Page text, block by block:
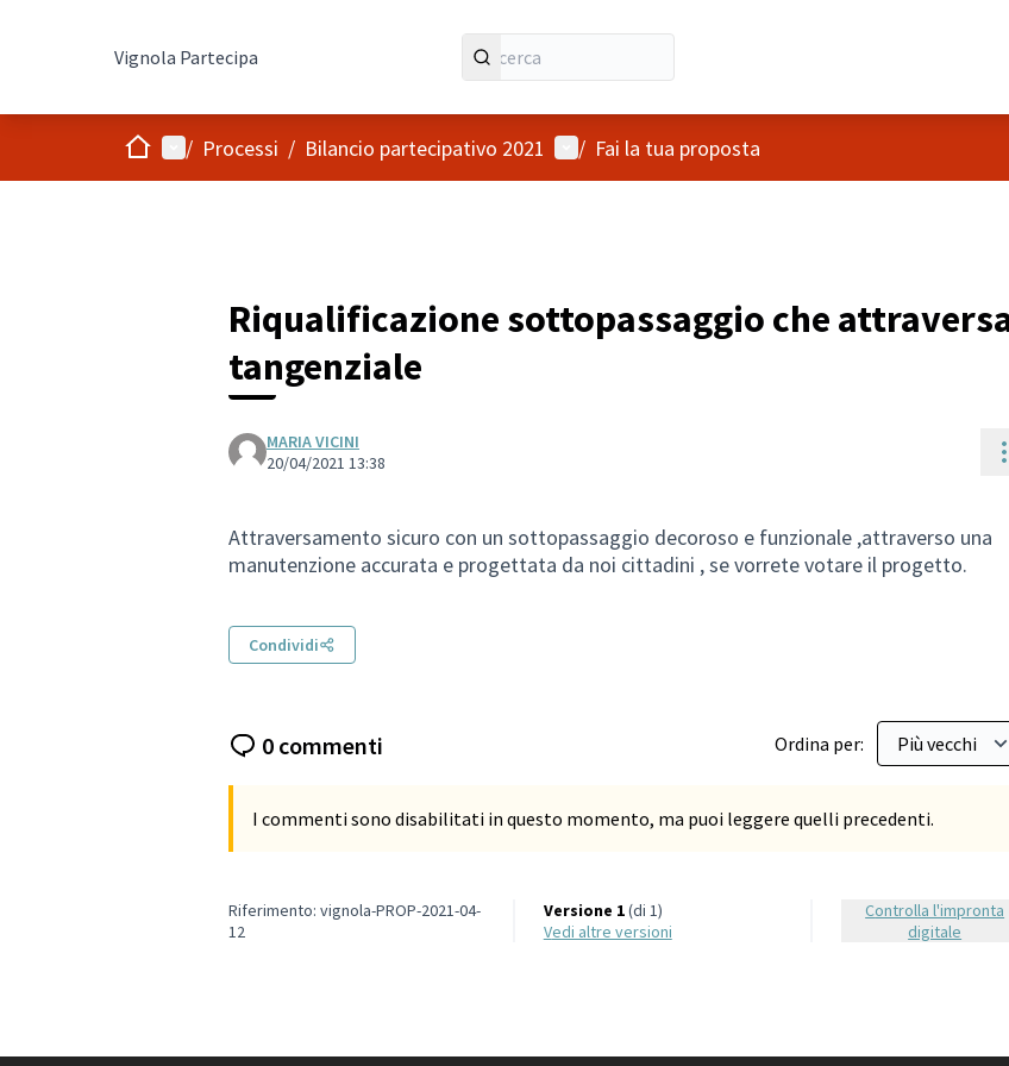
Vignola Partecipa
HomeMenù principale
/ Processi / Bilancio partecipativo 2021 Menù utente
/ Fai la tua proposta
Riqualificazione sottopassaggio che
tangenziale
MARIA VICINI
20/04/2021 13:38
Attraversamento sicuro con un sottopassaggio decoroso e funzionale ,attraverso una
manutenzione accurata e progettata da noi cittadini , se vorrete votare il progetto.
Condividi
0 commenti Ordina per:
I commenti sono disabilitati in questo momento, ma puoi leggere quelli precedenti.
Riferimento: vignola-PROP-2021-04-
12
Versione 1(di 1)
vedi altre versioni
Controlla l'impronta
digitale